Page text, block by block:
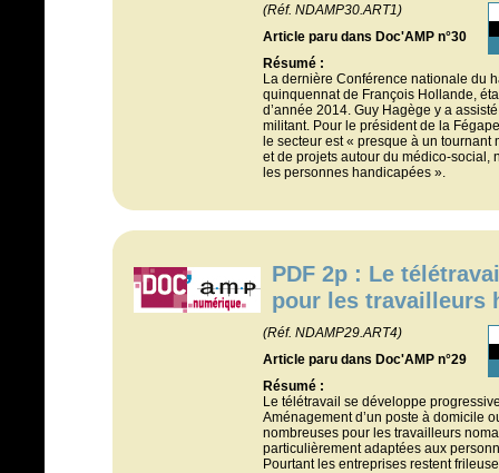
(Réf. NDAMP30.ART1)
Article paru dans Doc'AMP n°30
Résumé :
La dernière Conférence nationale du
quinquennat de François Hollande,
d’année 2014. Guy Hagège y a
militant. Pour le président de la
le secteur est « presque à un
et de projets autour du médico-social,
les personnes handicapées ».
PDF 2p : Le
pour les travailleurs
(Réf. NDAMP29.ART4)
Article paru dans Doc'AMP n°29
Résumé :
Le télétravail se développe
Aménagement d’un poste à domicile
nombreuses pour les travailleurs
particulièrement adaptées aux
Pourtant les entreprises restent